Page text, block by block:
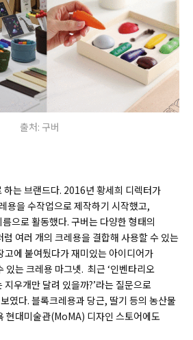
출처: 구버
하는 브랜드다. 2016년 황세희 디렉터가
용을 수작업으로 제작하기 시작했고,
으로 활동했다. 구버는 다양한 형태의
여러 개의 크레용을 결합해 사용할 수 있는
에 붙여뒀다가 재미있는 아이디어가
있는 크레용 마그넷. 최근 ‘인벤타리오
지우개만 달려 있을까?’라는 질문으로
였다. 블록크레용과 당근, 딸기 등의 농산물
현대미술관(MoMA) 디자인 스토어에도